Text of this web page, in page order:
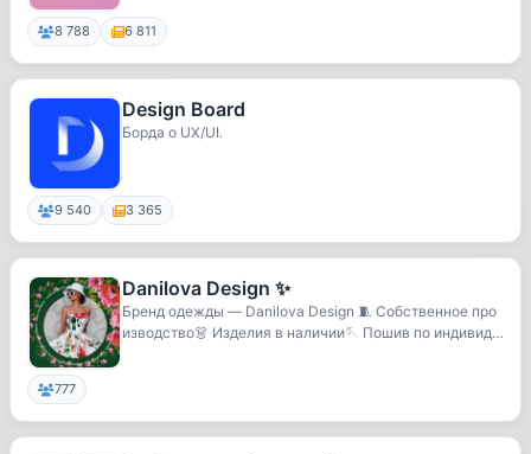
8 788 6 811
Design Board
Борда о UX/UI.
9 540 3 365
Danilova Design ✨
Бренд одежды — Danilova Design 🧵 Собственное про
изводство👗 Изделия в наличии🪡 Пошив по индивиду
777